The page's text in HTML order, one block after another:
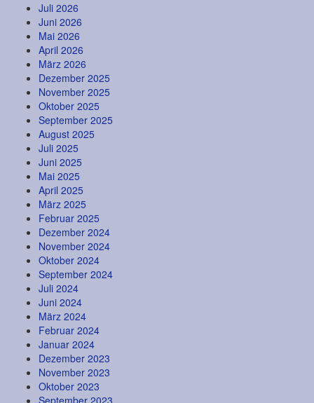
Juli 2026
Juni 2026
Mai 2026
April 2026
März 2026
Dezember 2025
November 2025
Oktober 2025
September 2025
August 2025
Juli 2025
Juni 2025
Mai 2025
April 2025
März 2025
Februar 2025
Dezember 2024
November 2024
Oktober 2024
September 2024
Juli 2024
Juni 2024
März 2024
Februar 2024
Januar 2024
Dezember 2023
November 2023
Oktober 2023
September 2023